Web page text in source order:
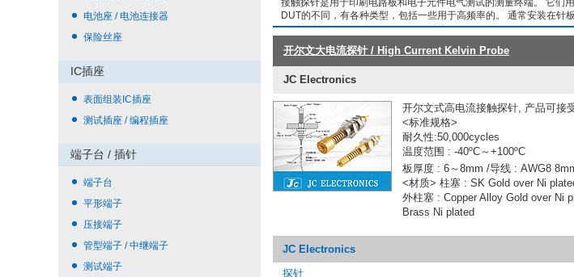
电池座 / 电池连接器
保险丝座
IC插座
表面组装IC插座
测试插座 / 编程插座
端子台 / 插针
端子台
平形端子
压接端子
管型端子 / 中继端子
测试端子
接触探针是用于印刷电路板和电子元件电气测试的测量终端。 它们
DUT的不同，有各种类型，包括一些用于高频率的。 通常安装在针
开尔文大电流探针 / High Current Kelvin Probe
JC Electronics
开尔文式高电流接触探针, 产品可接
<标准规格>
耐久性:50,000cycles
温度范围 : -40ºC～+100ºC
板厚度 : 6～8mm /导线 : AWG8
<材质> 柱塞 : SK Gold over Ni
外柱塞 : Copper Alloy Gold over Ni
Brass Ni plated
JC Electronics
探针